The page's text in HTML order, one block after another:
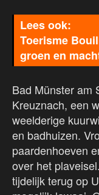
Toerisme
groen en
Bad Münster am
Kreuznach, een
weelderige
en badhuizen.
paardenhoeven
over het
tijdelijk terug op